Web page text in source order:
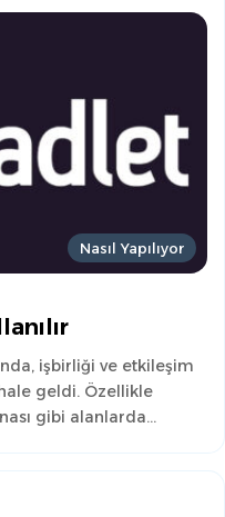
Nasıl Yapılıyor
işbirliği ve etkileşim
geldi. Özellikle
gibi alanlarda…